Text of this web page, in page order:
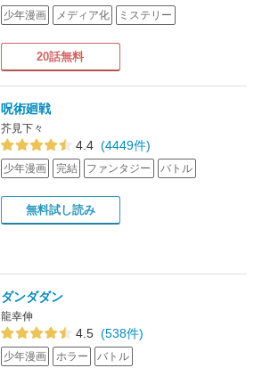
少年漫画 メディア化 ミステリー
20話無料
呪術廻戦
芥見下々
4.4 (4449件)
少年漫画 完結 ファンタジー バトル
無料試し読み
ダンダダン
龍幸伸
4.5 (538件)
少年漫画 ホラー バトル